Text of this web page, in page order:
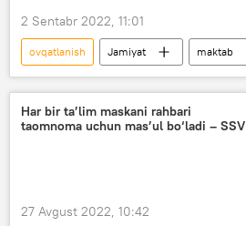
2 Sentabr 2022, 11:01
ovqatlanish Jamiyat
maktab
Sog‘liqni saqlash vazirligi (SSV)
Shifokorlar tavsiyasi
Har bir ta’lim maskani rahbari
taomnoma uchun mas’ul bo‘ladi – SSV
27 Avgust 2022, 10:42